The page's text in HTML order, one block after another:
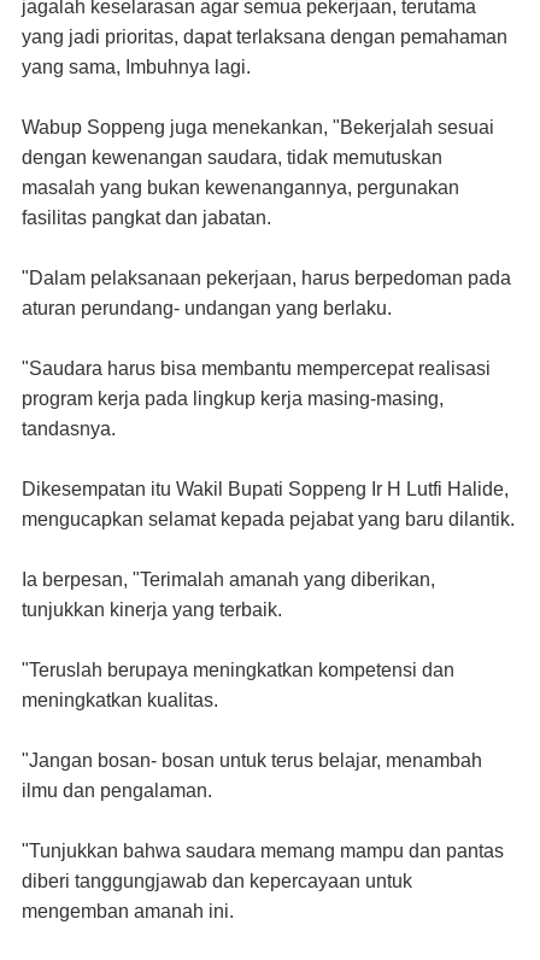
jagalah keselarasan agar semua pekerjaan, terutama
yang jadi prioritas, dapat terlaksana dengan pemahaman
yang sama, Imbuhnya lagi.
Wabup Soppeng juga menekankan, "Bekerjalah sesuai
dengan kewenangan saudara, tidak memutuskan
masalah yang bukan kewenangannya, pergunakan
fasilitas pangkat dan jabatan.
"Dalam pelaksanaan pekerjaan, harus berpedoman pada
aturan perundang- undangan yang berlaku.
"Saudara harus bisa membantu mempercepat realisasi
program kerja pada lingkup kerja masing-masing,
tandasnya.
Dikesempatan itu Wakil Bupati Soppeng Ir H Lutfi Halide,
mengucapkan selamat kepada pejabat yang baru dilantik.
Ia berpesan, "Terimalah amanah yang diberikan,
tunjukkan kinerja yang terbaik.
"Teruslah berupaya meningkatkan kompetensi dan
meningkatkan kualitas.
"Jangan bosan- bosan untuk terus belajar, menambah
ilmu dan pengalaman.
"Tunjukkan bahwa saudara memang mampu dan pantas
diberi tanggungjawab dan kepercayaan untuk
mengemban amanah ini.